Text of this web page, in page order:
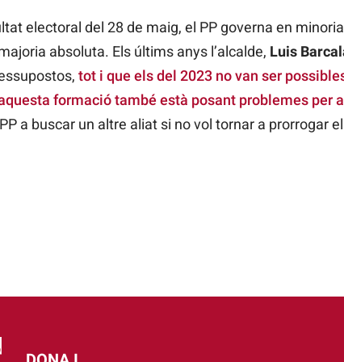
electoral del 28 de maig, el PP governa en
absoluta. Els últims anys l’alcalde, Luis
tot i que els del 2023 no van ser
formació també està posant problemes per
a buscar un altre aliat si no vol tornar a prorrogar